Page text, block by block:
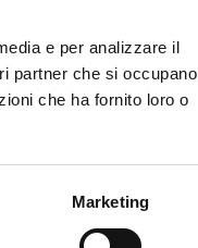
e per analizzare il
partner che si occupano
che ha fornito loro o
Marketing